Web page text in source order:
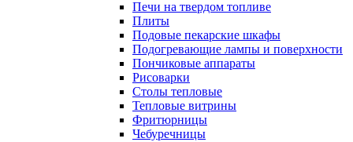
Печи на твердом топливе
Плиты
Подовые пекарские шкафы
Подогревающие лампы и поверхности
Пончиковые аппараты
Рисоварки
Столы тепловые
Тепловые витрины
Фритюрницы
Чебуречницы